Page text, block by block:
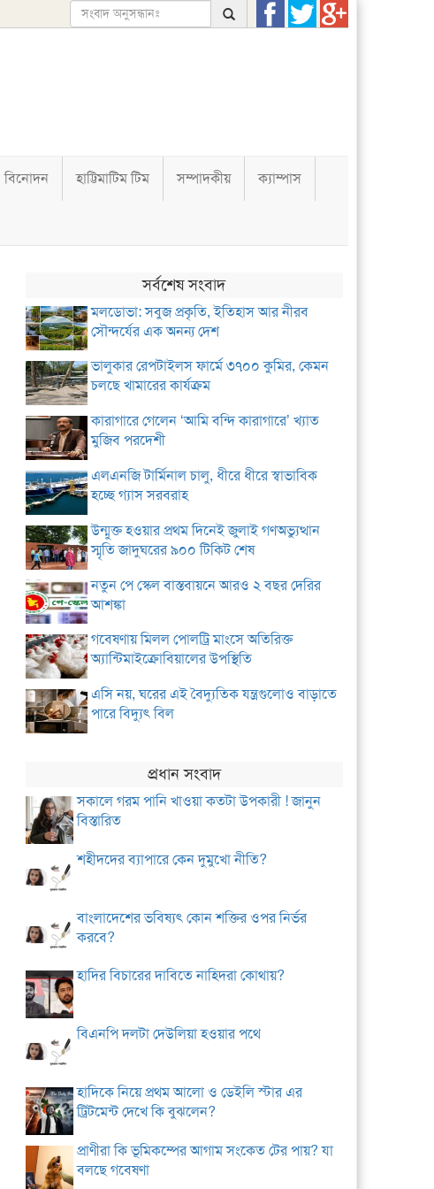
বিনোদন হাট্টিমাটিম টিম সম্পাদকীয় ক্যাম্পাস
সর্বশেষ সংবাদ
মলডোভা: সবুজ প্রকৃতি, ইতিহাস আর নীরব
সৌন্দর্যের এক অনন্য দেশ
ভালুকার রেপটাইলস ফার্মে ৩৭০০ কুমির, কেমন
চলছে খামারের কার্যক্রম
কারাগারে গেলেন ‘আমি বন্দি কারাগারে’ খ্যাত
মুজিব পরদেশী
এলএনজি টার্মিনাল চালু, ধীরে ধীরে স্বাভাবিক
হচ্ছে গ্যাস সরবরাহ
উন্মুক্ত হওয়ার প্রথম দিনেই জুলাই গণঅভ্যুত্থান
স্মৃতি জাদুঘরের ৯০০ টিকিট শেষ
নতুন পে স্কেল বাস্তবায়নে আরও ২ বছর দেরির
আশঙ্কা
গবেষণায় মিলল পোলট্রি মাংসে অতিরিক্ত
অ্যান্টিমাইক্রোবিয়ালের উপস্থিতি
এসি নয়, ঘরের এই বৈদ্যুতিক যন্ত্রগুলোও বাড়াতে
পারে বিদ্যুৎ বিল
প্রধান সংবাদ
সকালে গরম পানি খাওয়া কতটা উপকারী ! জানুন
বিস্তারিত
শহীদদের ব্যাপারে কেন দুমুখো নীতি?
বাংলাদেশের ভবিষ্যৎ কোন শক্তির ওপর নির্ভর
করবে?
হাদির বিচারের দাবিতে নাহিদরা কোথায়?
বিএনপি দলটা দেউলিয়া হওয়ার পথে
হাদিকে নিয়ে প্রথম আলো ও ডেইলি স্টার এর
ট্রিটমেন্ট দেখে কি বুঝলেন?
প্রাণীরা কি ভূমিকম্পের আগাম সংকেত টের পায়? যা
বলছে গবেষণা